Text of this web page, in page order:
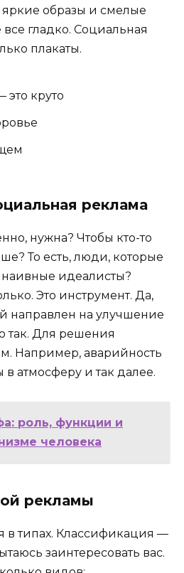
образы и смелые
гладко. Социальная
плакаты.
это круто
реклама
нужна? Чтобы кто-то
То есть, люди, которые
идеалисты?
Это инструмент. Да,
направлен на улучшение
так. Для решения
Например, аварийность
в атмосферу и так далее.
роль, функции и
человека
рекламы
в типах. Классификация —
заинтересовать вас.